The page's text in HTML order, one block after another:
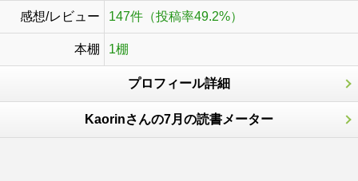
感想/レビュー 147件（投稿率49.2%）
本棚 1棚
プロフィール詳細
Kaorinさんの7月の読書メーター